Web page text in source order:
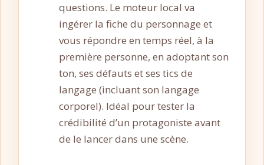
questions. Le moteur local va
ingérer la fiche du personnage et
vous répondre en temps réel, à la
première personne, en adoptant son
ton, ses défauts et ses tics de
langage (incluant son langage
corporel). Idéal pour tester la
crédibilité d’un protagoniste avant
de le lancer dans une scène.